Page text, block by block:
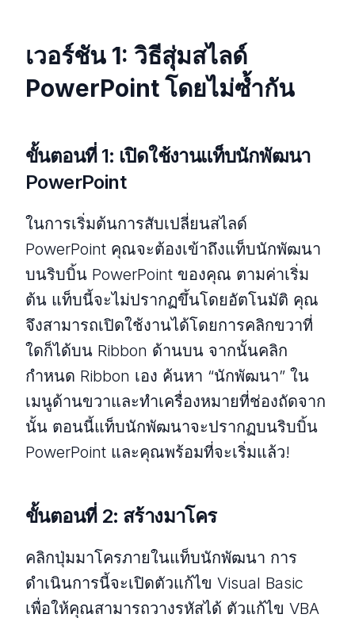
เวอร์ชัน 1: วิธีสุ่มสไลด์
PowerPoint โดยไม่ซ้ำกัน
ขั้นตอนที่ 1: เปิดใช้งานแท็บนักพัฒนา
PowerPoint
ในการเริ่มต้นการสับเปลี่ยนสไลด์
PowerPoint คุณจะต้องเข้าถึงแท็บนักพัฒนา
บนริบบิ้น PowerPoint ของคุณ ตามค่าเริ่ม
ต้น แท็บนี้จะไม่ปรากฏขึ้นโดยอัตโนมัติ คุณ
จึงสามารถเปิดใช้งานได้โดยการคลิกขวาที่
ใดก็ได้บน Ribbon ด้านบน จากนั้นคลิก
กำหนด Ribbon เอง ค้นหา “นักพัฒนา” ใน
เมนูด้านขวาและทำเครื่องหมายที่ช่องถัดจาก
นั้น ตอนนี้แท็บนักพัฒนาจะปรากฏบนริบบิ้น
PowerPoint และคุณพร้อมที่จะเริ่มแล้ว!
ขั้นตอนที่ 2: สร้างมาโคร
คลิกปุ่มมาโครภายในแท็บนักพัฒนา การ
ดำเนินการนี้จะเปิดตัวแก้ไข Visual Basic
เพื่อให้คุณสามารถวางรหัสได้ ตัวแก้ไข VBA